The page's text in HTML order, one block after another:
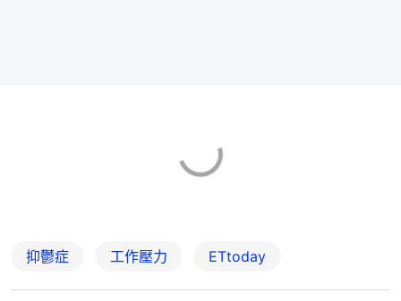
抑鬱症 工作壓力 ETtoday